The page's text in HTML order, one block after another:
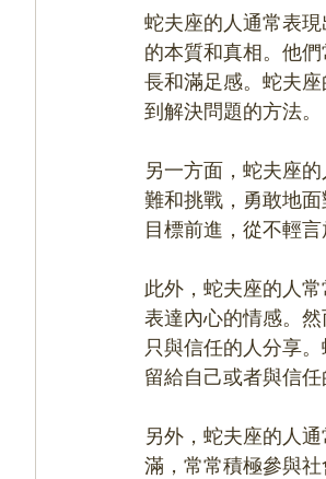
蛇夫座的人通常表
的本質和真相。他
長和滿足感。蛇夫
到解決問題的方法。
另一方面，蛇夫座
難和挑戰，勇敢地
目標前進，從不輕
此外，蛇夫座的人
表達內心的情感。
只與信任的人分享
留給自己或者與信
另外，蛇夫座的人
滿，常常積極參與